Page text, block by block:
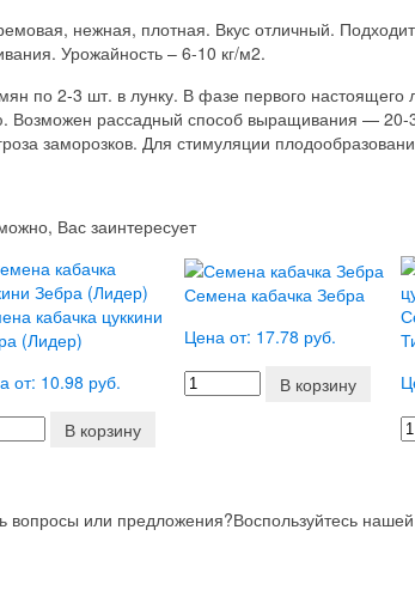
нежная, плотная. Вкус отличный.
Урожайность – 6-10 кг/м2.
по 2-3 шт. в лунку. В фазе первого
Возможен рассадный способ выращивания — 20-
заморозков. Для стимуляции
Вас заинтересует
кабачка цуккини
(Лидер)
от: 10.98 руб.
В корзину
Семена кабачка Зебра
Цена от: 17.78 руб.
В корзину
вопросы или предложения?Воспользуйтесь нашей